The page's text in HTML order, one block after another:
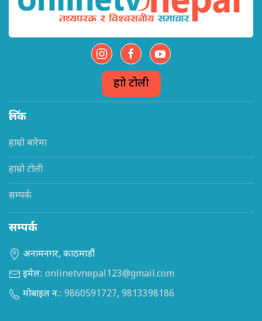
हाम्रो टोली
लिंक
हाम्रो बारेमा
हाम्रो टोली
सम्पर्क
सम्पर्क
अनामनगर, काठमाडौं
इमेल: onlinetvnepal123@gmail.com
मोबाइल न.: 9860591727, 9813398186